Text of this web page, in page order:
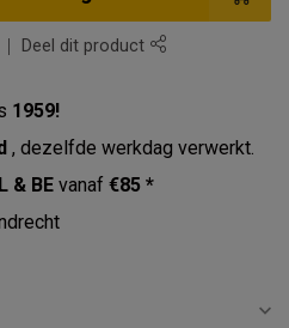
Deel dit product
1959!
, dezelfde werkdag verwerkt.
& BE vanaf €85 *